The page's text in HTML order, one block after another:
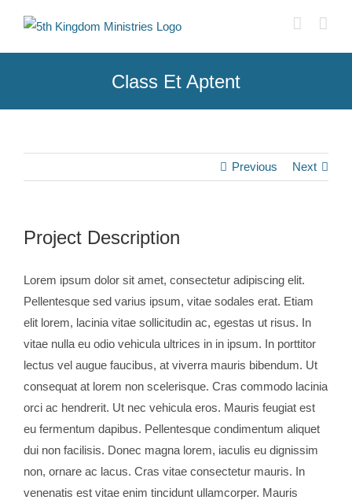
content
Class Et Aptent
Previous Next
Project Description
Lorem ipsum dolor sit amet, consectetur adipiscing elit.
Pellentesque sed varius ipsum, vitae sodales erat. Etiam
elit lorem, lacinia vitae sollicitudin ac, egestas ut risus. In
vitae nulla eu odio vehicula ultrices in in ipsum. In porttitor
lectus vel augue faucibus, at viverra mauris bibendum. Ut
consequat at lorem non scelerisque. Cras commodo lacinia
orci ac hendrerit. Ut nec vehicula eros. Mauris feugiat est
eu fermentum dapibus. Pellentesque condimentum aliquet
dui non facilisis. Donec magna lorem, iaculis eu dignissim
non, ornare ac lacus. Cras vitae consectetur mauris. In
venenatis est vitae enim tincidunt ullamcorper. Mauris